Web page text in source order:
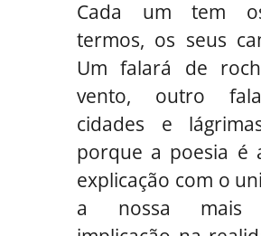
Cada um tem
termos, os seus
Um falará de
vento, outro
cidades e
porque a poesia é
explicação com o
a nossa mais